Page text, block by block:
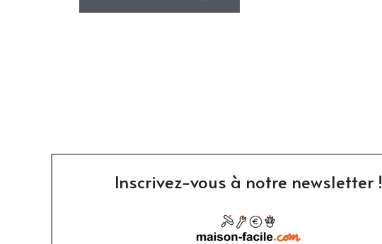
Inscrivez-vous à notre newsletter !